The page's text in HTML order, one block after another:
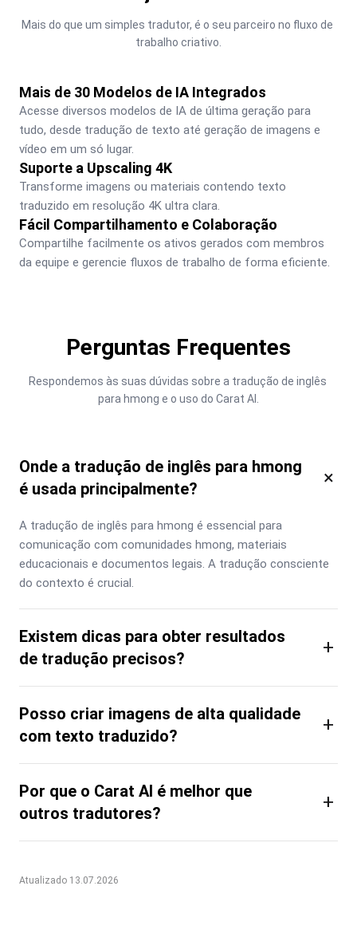
Mais do que um simples tradutor, é o seu parceiro no fluxo de
trabalho criativo.
Mais de 30 Modelos de IA Integrados
Acesse diversos modelos de IA de última geração para
tudo, desde tradução de texto até geração de imagens e
vídeo em um só lugar.
Suporte a Upscaling 4K
Transforme imagens ou materiais contendo texto
traduzido em resolução 4K ultra clara.
Fácil Compartilhamento e Colaboração
Compartilhe facilmente os ativos gerados com membros
da equipe e gerencie fluxos de trabalho de forma eficiente.
Perguntas Frequentes
Respondemos às suas dúvidas sobre a tradução de inglês
para hmong e o uso do Carat AI.
Onde a tradução de inglês para hmong
é usada principalmente?
×
A tradução de inglês para hmong é essencial para
comunicação com comunidades hmong, materiais
educacionais e documentos legais. A tradução consciente
do contexto é crucial.
Existem dicas para obter resultados
de tradução precisos?
+
Posso criar imagens de alta qualidade
com texto traduzido?
+
Por que o Carat AI é melhor que
outros tradutores?
+
Atualizado 13.07.2026